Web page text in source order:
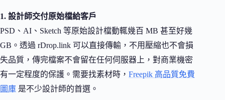
1. 設計師交付原始檔給客戶
PSD、AI、Sketch 等原始設計檔動輒幾百 MB 甚至好幾
GB。透過 rDrop.link 可以直接傳輸，不用壓縮也不會損
失品質，傳完檔案不會留在任何伺服器上，對商業機密
有一定程度的保護。需要找素材時， Freepik 高品質免費
圖庫 是不少設計師的首選。